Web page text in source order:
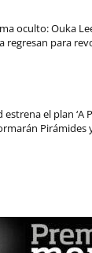
oculto: Ouka
regresan para
estrena el plan ‘A
Pirámides